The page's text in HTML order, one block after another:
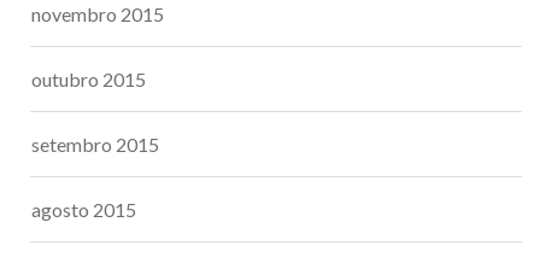
novembro 2015
outubro 2015
setembro 2015
agosto 2015